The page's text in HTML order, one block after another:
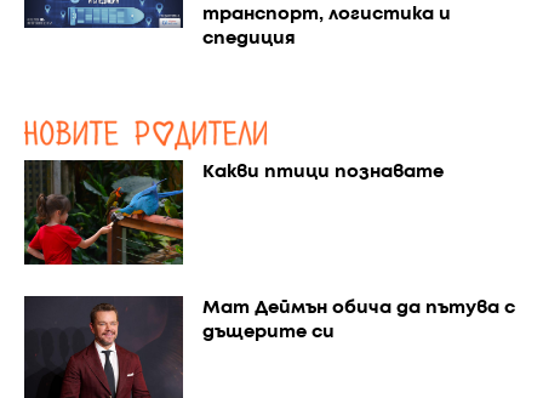
транспорт, логистика и
спедиция
Какви птици познавате
Мат Деймън обича да пътува с
дъщерите си